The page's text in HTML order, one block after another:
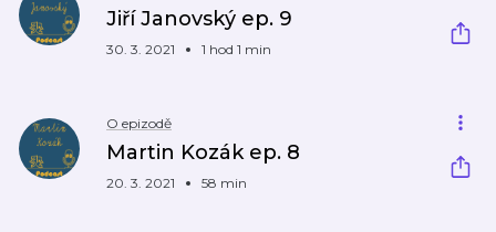
Jiří Janovský ep. 9
30. 3. 2021 1 hod 1 min
O epizodě
Martin Kozák ep. 8
20. 3. 2021 58 min